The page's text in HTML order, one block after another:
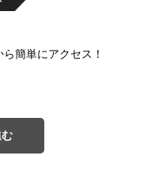
簡単にアクセス！